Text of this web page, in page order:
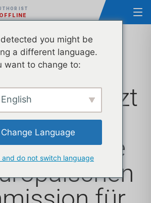
IST
ist jetzt
der
you might be
a different language.
want to change to:
English
Change Language
and do not switch language